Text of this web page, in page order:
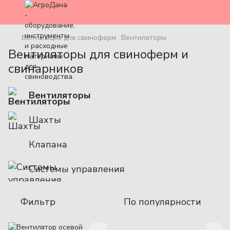
Вентиляция для свиноферм Вентиляторы
Вентиляторы для свиноферм и
свинарников
Вентиляторы
Шахты
Клапана
Системы управления
Фильтр По популярности